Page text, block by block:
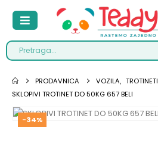
PRODAVNICA VOZILA, TROTINETI
SKLOPIVI TROTINET DO 50KG 657 BELI
-34%